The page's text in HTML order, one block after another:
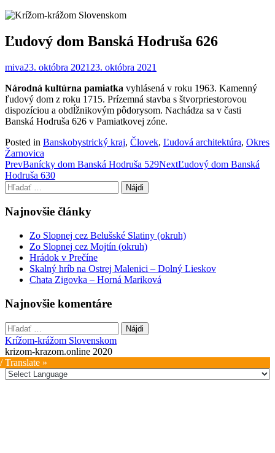
Ľudový dom Banská Hodruša 626
miva23. októbra 2021 23. októbra 2021
Národná kultúrna pamiatka vyhlásená v roku 1963. Kamenný
ľudový dom z roku 1715. Prízemná stavba s štvorpriestorovou
dispozíciou a obdĺžnikovým pôdorysom. Nachádza sa v časti
Banská Hodruša 626 v Pamiatkovej zóne.
Posted in Banskobystrický kraj, Človek, Ľudová architektúra, Okres
Žarnovica
Post
navigation
PrevBanícky dom Banská Hodruša 529NextĽudový dom Banská
Hodruša 630
Hľadať:
Najnovšie články
Zo Slopnej cez Belušské Slatiny (okruh)
Zo Slopnej cez Mojtín (okruh)
Hrádok v Prečíne
Skalný hríb na Ostrej Malenici – Dolný Lieskov
Chata Zigovka – Horná Mariková
Najnovšie komentáre
Hľadať:
Krížom-krážom Slovenskom
krizom-krazom.online 2020
Translate »